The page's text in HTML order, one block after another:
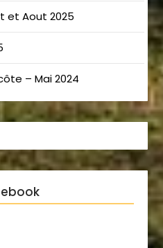
et Aout 2025
– Mai 2024